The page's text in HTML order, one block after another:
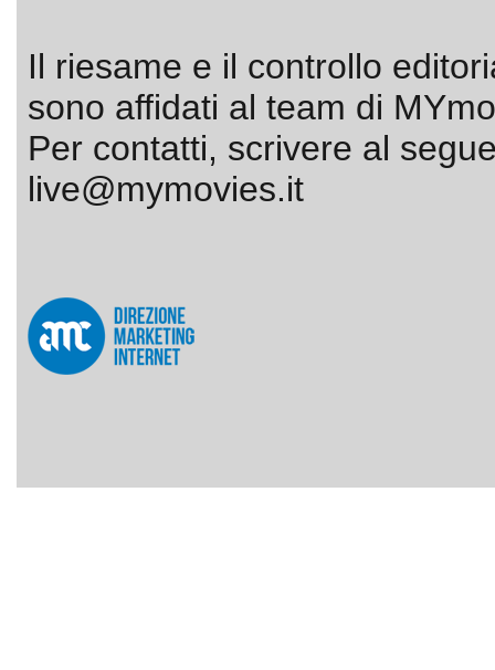
Il riesame e il controllo
sono affidati al team di
Per contatti, scrivere al
live@mymovies.it